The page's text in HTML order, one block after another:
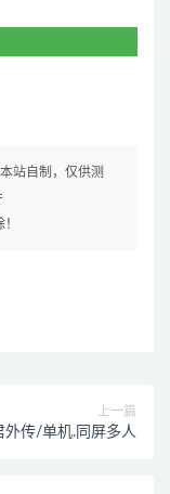
站自制，仅供测
上一篇
传/单机.同屏多人